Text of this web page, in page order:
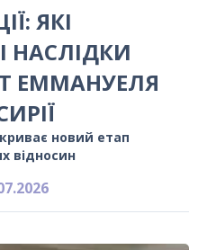
ЯКІ
НАСЛІДКИ
ЕММАНУЕЛЯ
новий етап
відносин